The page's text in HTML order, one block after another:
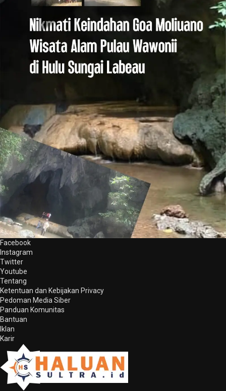
Facebook
Instagram
Twitter
Youtube
Tentang
Ketentuan dan Kebijakan Privacy
Pedoman Media Siber
Panduan Komunitas
Bantuan
Iklan
Karir